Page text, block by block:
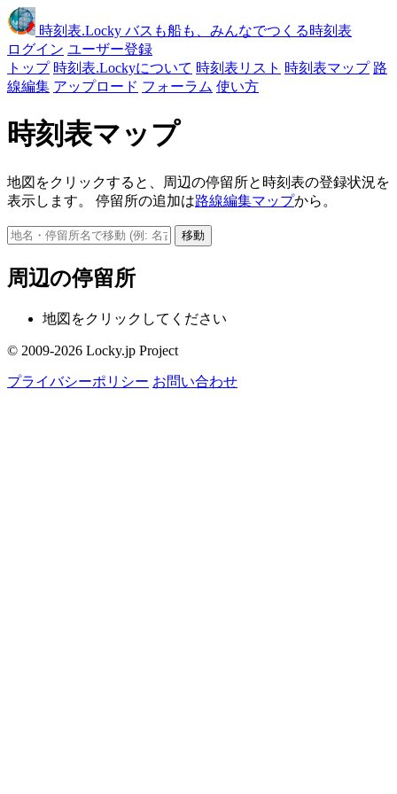
時刻表.Locky バスも船も、みんなでつくる時刻表
ログイン ユーザー登録
トップ 時刻表.Lockyについて 時刻表リスト 時刻表マップ 路
線編集 アップロード フォーラム 使い方
時刻表マップ
地図をクリックすると、周辺の停留所と時刻表の登録状況を
表示します。 停留所の追加は路線編集マップから。
移動
周辺の停留所
地図をクリックしてください
© 2009-2026 Locky.jp Project
プライバシーポリシー お問い合わせ